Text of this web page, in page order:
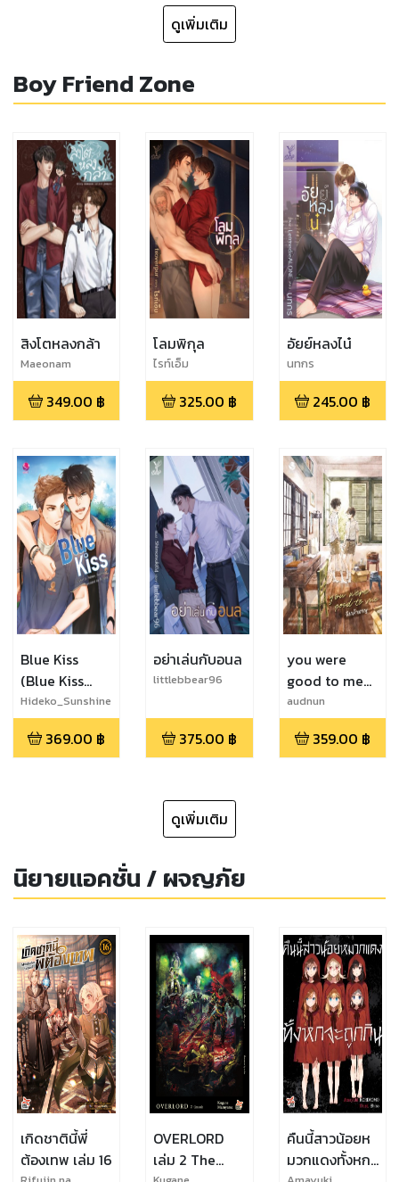
ดูเพิ่มเติม
Boy Friend Zone
สิงโตหลงกล้า
Maeonam
349.00 ฿
โลมพิกุล
ไรท์เอ็ม
325.00 ฿
อัยย์หลงไน๋
นทกร
245.00 ฿
Blue Kiss
(Blue Kiss
เพื่อนแก้เหงา)
Hideko_Sunshine
/ Prwlaila
369.00 ฿
อย่าเล่นกับอนล
littlebbear96
375.00 ฿
you were
good to me
จึงกล้าหาญ
audnun
359.00 ฿
ดูเพิ่มเติม
นิยายแอคชั่น / ผจญภัย
เกิดชาตินี้พี่
ต้องเทพ เล่ม 16
OVERLORD
เล่ม 2 The
คืนนี้สาวน้อยห
มวกแดงทั้งหก